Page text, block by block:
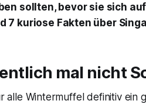
sollten, bevor sie sich
7 kuriose Fakten über
mal nicht
alle Wintermuffel definitiv ein